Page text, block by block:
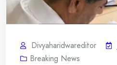
Divyaharidwareditor
Breaking News